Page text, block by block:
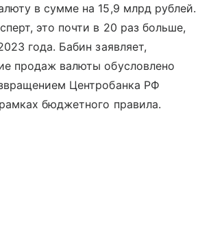
в сумме на 15,9 млрд рублей.
это почти в 20 раз больше,
года. Бабин заявляет,
продаж валюты обусловлено
Центробанка РФ
бюджетного правила.